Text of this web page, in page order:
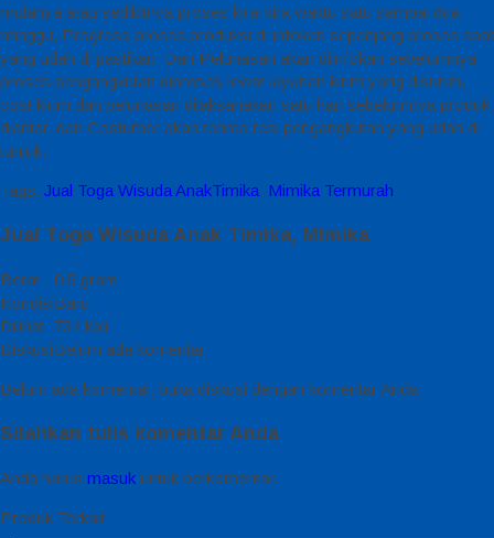
mulanya atau sedikitnya proses kira-kira waktu satu sampai dua
minggu, Progress proses produksi di infokan sepanjang proses saat
yang udah di pastikan. Dan Pelunasan akan diinfokan sebelumnya
proses pengangkutan diproses lewat layanan kirim yang disuruh,
cost kirim dan pelunasan dilaksanakan satu hari sebelumnya produk
diantar, dan Costumer akan terima resi pengangkutan yang udah di
tunjuk.
Tags: Jual Toga Wisuda AnakTimika, Mimika Termurah
Jual Toga Wisuda Anak Timika, Mimika
Berat
0.5 gram
KondisiBaru
Dilihat 734 kali
DiskusiBelum ada komentar
Belum ada komentar, buka diskusi dengan komentar Anda.
Silahkan tulis komentar Anda
Anda harus masuk untuk berkomentar.
Produk Terkait